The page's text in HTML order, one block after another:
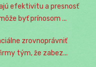
efektivitu a presnosť
byť prínosom ...
zrovnoprávniť
tým, že zabez...